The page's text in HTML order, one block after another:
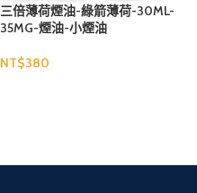
三倍薄荷煙油-綠箭薄荷-30ML-
35MG-煙油-小煙油
NT$